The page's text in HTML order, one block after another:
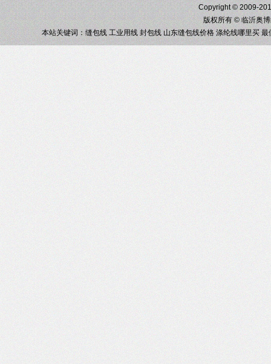
Copyright © 2009-
版权所有 © 临沂奥
本站关键词：缝包线 工业用线 封包线 山东缝包线价格 涤纶线哪里买 最